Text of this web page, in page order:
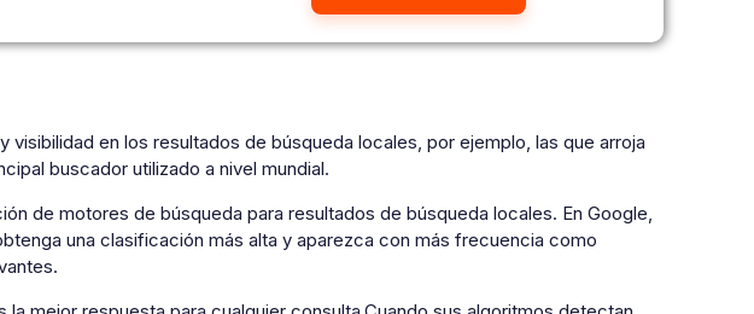
visibilidad en los resultados de búsqueda locales, por ejemplo, las que arroja
buscador utilizado a nivel mundial.
de motores de búsqueda para resultados de búsqueda locales. En Google,
una clasificación más alta y aparezca con más frecuencia como